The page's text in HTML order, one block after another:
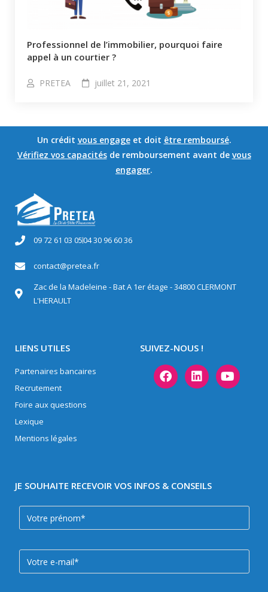
Professionnel de l’immobilier, pourquoi faire
appel à un courtier ?
PRETEA juillet 21, 2021
Un crédit vous engageet doit être remboursé.
Vérifiez vos capacitésde remboursement avant de vous
engager.
09 72 61 03 0504 30 96 60 36
contact@pretea.fr
Zac de la Madeleine - Bat A 1er étage - 34800 CLERMONT
L'HERAULT
LIENS UTILES
Partenaires bancaires
Recrutement
Foire aux questions
Lexique
Mentions légales
SUIVEZ-NOUS !
JE SOUHAITE RECEVOIR VOS INFOS & CONSEILS